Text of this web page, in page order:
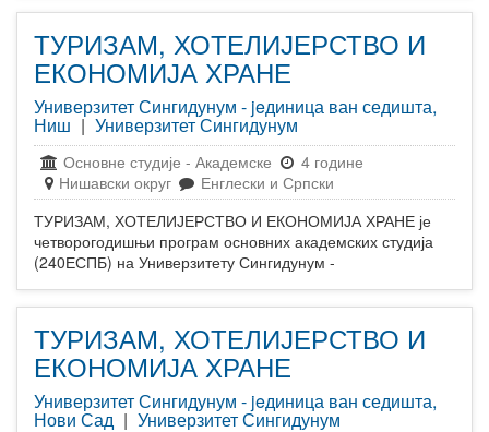
ТУРИЗАМ, ХОТЕЛИЈЕРСТВО И
ЕКОНОМИЈА ХРАНЕ
Универзитет Сингидунум - jeдиница ван седишта,
Ниш | Универзитет Сингидунум
Основне студије - Академске
4 године
Нишавски округ
Енглески и Српски
ТУРИЗАМ, ХОТЕЛИЈЕРСТВО И ЕКОНОМИЈА ХРАНЕ је
четворогодишњи програм основних академских студија
(240ЕСПБ) на Универзитету Сингидунум -
ТУРИЗАМ, ХОТЕЛИЈЕРСТВО И
ЕКОНОМИЈА ХРАНЕ
Универзитет Сингидунум - jeдиница ван седишта,
Нови Сад | Универзитет Сингидунум